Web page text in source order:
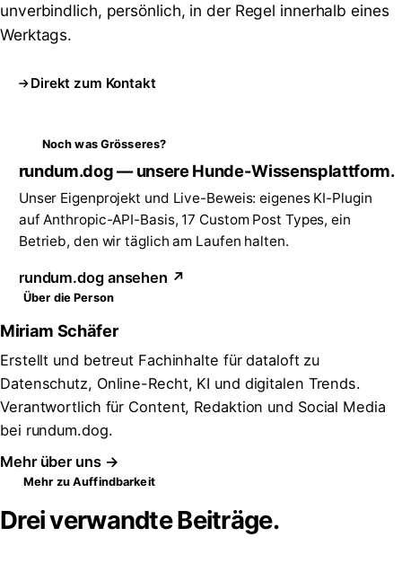
unverbindlich, persönlich, in der Regel innerhalb eines
Werktags.
Direkt zum Kontakt
Noch was Grösseres?
rundum.dog — unsere Hunde-Wissensplattform.
Unser Eigenprojekt und Live-Beweis: eigenes KI-Plugin
auf Anthropic-API-Basis, 17 Custom Post Types, ein
Betrieb, den wir täglich am Laufen halten.
rundum.dog ansehen ↗
Über die Person
Miriam Schäfer
Erstellt und betreut Fachinhalte für dataloft zu
Datenschutz, Online-Recht, KI und digitalen Trends.
Verantwortlich für Content, Redaktion und Social Media
bei rundum.dog.
Mehr über uns →
Mehr zu Auffindbarkeit
Drei verwandte Beiträge.